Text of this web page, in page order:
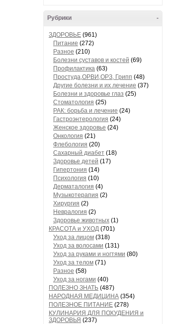
-
Рубрики
ЗДОРОВЬЕ (961)
Питание (272)
Разное (210)
Болезни суставов и костей (69)
Профилактика (63)
Простуда,ОРВИ,ОРЗ, Грипп (48)
Другие болезни и их лечение (37)
Болезни и здоровье глаз (25)
Стоматология (25)
РАК: борьба и лечение (24)
Гастроэнтерология (24)
Женское здоровье (24)
Онкология (21)
Флебология (20)
Сахарный диабет (18)
Здоровье детей (17)
Гипертония (14)
Психология (10)
Дерматалогия (4)
Музыкотерапия (2)
Хирургия (2)
Невралогия (2)
Здоровье животных (1)
КРАСОТА и УХОД (701)
Уход за лицом (318)
Уход за волосами (131)
Уход за руками и ногтями (80)
Уход за телом (71)
Разное (58)
Уход за ногами (40)
ПОЛЕЗНО ЗНАТЬ (487)
НАРОДНАЯ МЕДИЦИНА (354)
ПОЛЕЗНОЕ ПИТАНИЕ (278)
КУЛИНАРИЯ ДЛЯ ПОХУДЕНИЯ и
ЗДОРОВЬЯ (237)